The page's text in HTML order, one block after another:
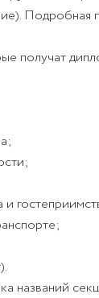
Подробная
названий